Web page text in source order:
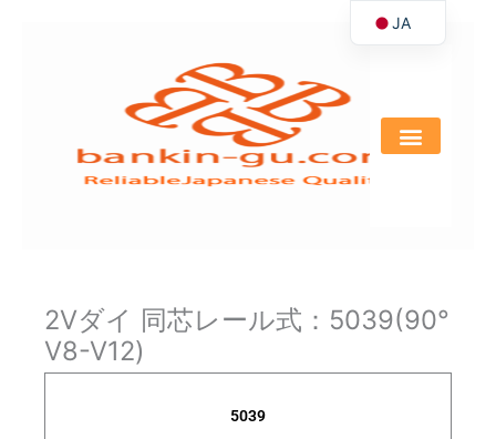
2Vダイ 同芯レール式：5039(90°
V8-V12)
5039
JA